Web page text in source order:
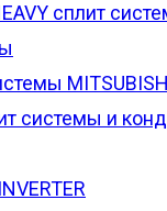
сплит
системы и